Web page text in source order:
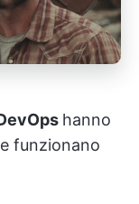
hanno
funzionano